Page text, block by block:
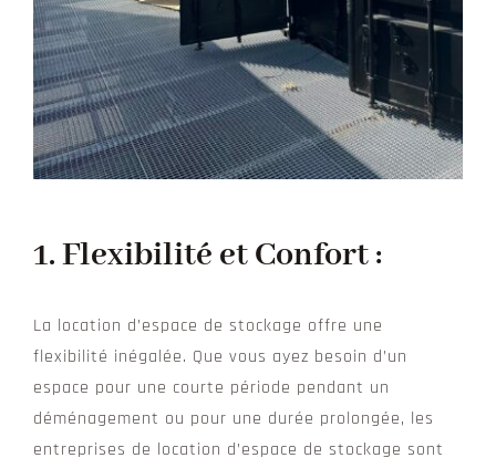
1. Flexibilité et Confort :
La location d’espace de stockage offre une
flexibilité inégalée. Que vous ayez besoin d’un
espace pour une courte période pendant un
déménagement ou pour une durée prolongée, les
entreprises de location d’espace de stockage sont